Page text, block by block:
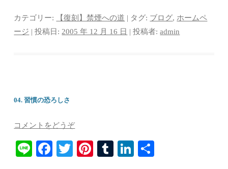
bo
ok
tte
r
er
es
m
bl
ed
In
カテゴリー: 【復刻】禁煙への道 | タグ: ブログ,ホームペ
ージ | 投稿日:2005 年 12 月 16 日 |投稿者:admin
04. 習慣の恐ろしさ
コメントをどうぞ
Li Fa T
Pi T
Li